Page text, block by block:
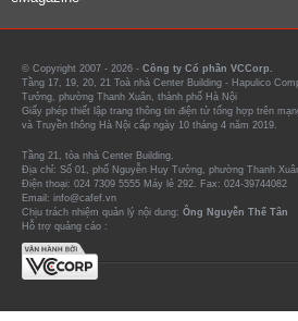
© Copyright 2007 - 2026 - Công ty Cổ phần VCCorp.
Tầng 17, 19, 20, 21 Toà nhà Center Building - Hapulico
Tưởng, phường Thanh Xuân, thành phố Hà Nội
Giấy phép thiết lập trang thông tin điện tử tổng hợp trên
và Truyền thông Hà Nội cấp ngày 10 tháng 4 năm 2019.
Tầng 21, tòa nhà Center Building.
Địa chỉ: Số 01, phố Nguyễn Huy Tưởng, phường Thanh
Điện thoại: 024 7309 5555 Máy lẻ 292. Fax: 024-39744082
Email: info@cafef.vn
Chịu trách nhiệm quản lý nội dung: Ông Nguyễn Thế Tân
Hỗ trợ quảng cáo :